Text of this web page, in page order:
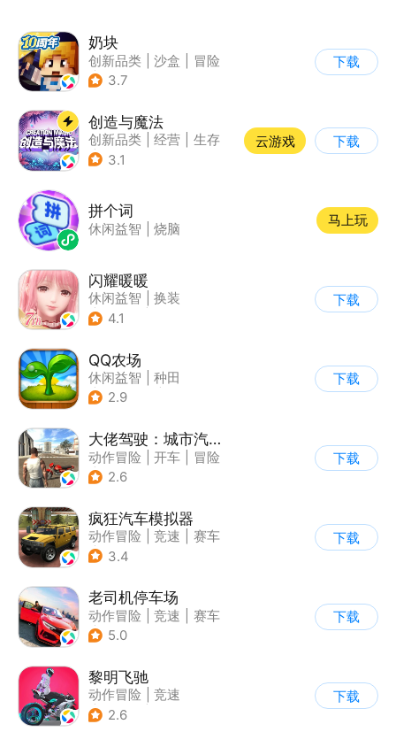
奶块
创新品类 沙盒
冒险
| 开放世界
3.7
下载
创造与魔法
创新品类 经营
生存
| 开放世界
3.1
云游戏 下载
拼个词
休闲益智 烧脑
马上玩
闪耀暖暖
休闲益智
换装
| 美少女
4.1
下载
QQ农场
休闲益智
种田
| 田园生活
2.9
下载
大佬驾驶：城市汽车模拟器
动作冒险 开车
冒险
| 写实
2.6
下载
疯狂汽车模拟器
动作冒险 竞速
赛车
| 开放世界
3.4
下载
老司机停车场
动作冒险 竞速
赛车
| 写实
5.0
下载
黎明飞驰
动作冒险
竞速
| 摩托车
2.6
下载